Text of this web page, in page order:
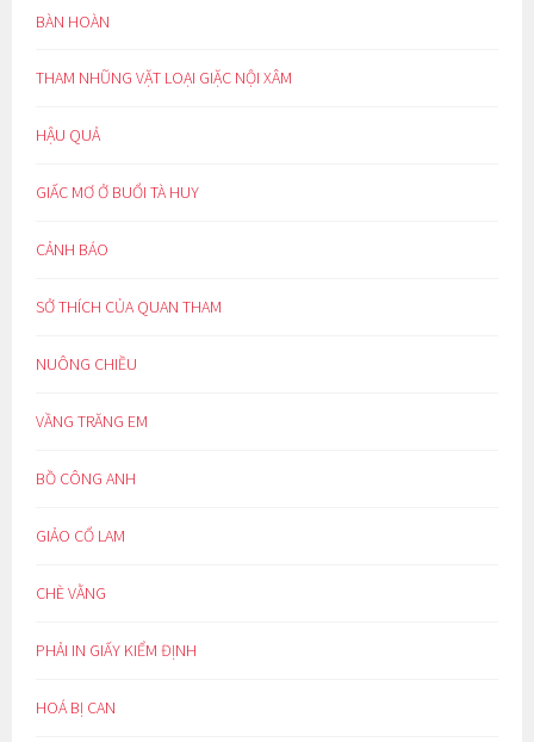
BÀN HOÀN
THAM NHŨNG VẶT LOẠI GIẶC NỘI XÂM
HẬU QUẢ
GIẤC MƠ Ở BUỔI TÀ HUY
CẢNH BÁO
SỞ THÍCH CỦA QUAN THAM
NUÔNG CHIỀU
VẦNG TRĂNG EM
BỒ CÔNG ANH
GIẢO CỔ LAM
CHÈ VẰNG
PHẢI IN GIẤY KIỂM ĐỊNH
HOÁ BỊ CAN